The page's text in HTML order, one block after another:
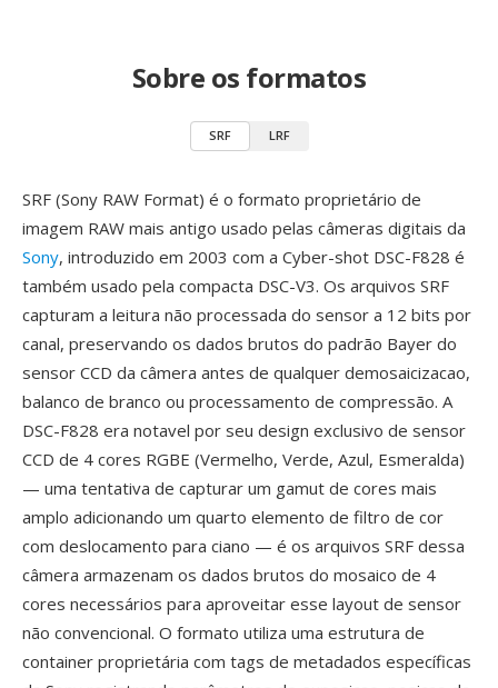
Sobre os formatos
SRF LRF
SRF (Sony RAW Format) é o formato proprietário de
imagem RAW mais antigo usado pelas câmeras digitais da
Sony, introduzido em 2003 com a Cyber-shot DSC-F828 é
também usado pela compacta DSC-V3. Os arquivos SRF
capturam a leitura não processada do sensor a 12 bits por
canal, preservando os dados brutos do padrão Bayer do
sensor CCD da câmera antes de qualquer demosaicizacao,
balanco de branco ou processamento de compressão. A
DSC-F828 era notavel por seu design exclusivo de sensor
CCD de 4 cores RGBE (Vermelho, Verde, Azul, Esmeralda)
— uma tentativa de capturar um gamut de cores mais
amplo adicionando um quarto elemento de filtro de cor
com deslocamento para ciano — é os arquivos SRF dessa
câmera armazenam os dados brutos do mosaico de 4
cores necessários para aproveitar esse layout de sensor
não convencional. O formato utiliza uma estrutura de
container proprietária com tags de metadados específicas